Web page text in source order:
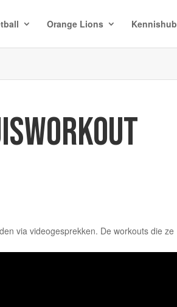
Orange Lions Kennishub
via videogesprekken. De workouts die ze